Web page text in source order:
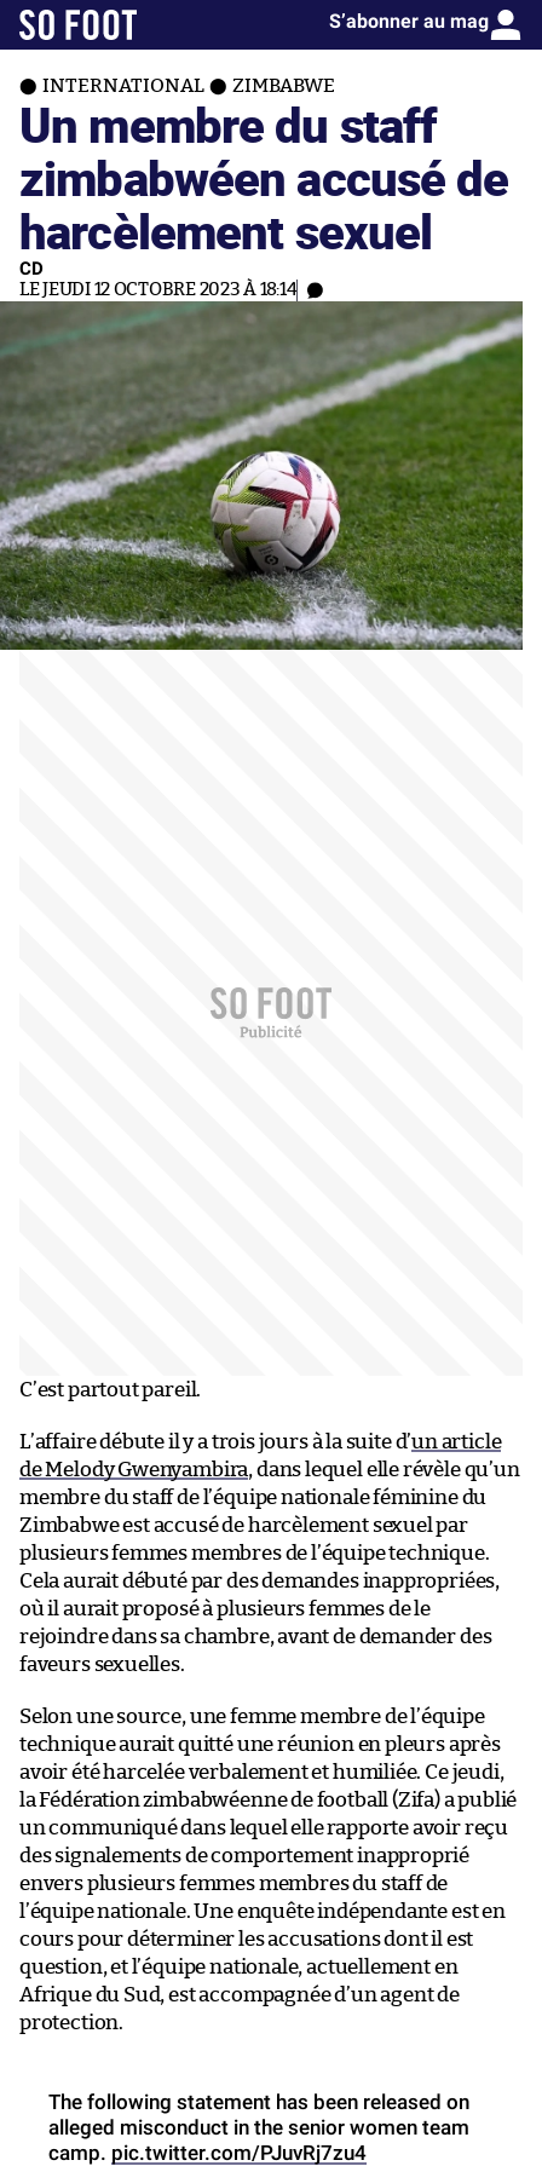
S’abonner au mag
INTERNATIONAL ZIMBABWE
Un membre du staff
zimbabwéen accusé de
harcèlement sexuel
CD
LE JEUDI 12 OCTOBRE 2023 À 18:14
C’est partout pareil.
L’affaire débute il y a trois jours à la suite d’un article
de Melody Gwenyambira, dans lequel elle révèle qu’un
membre du staff de l’équipe nationale féminine du
Zimbabwe est accusé de harcèlement sexuel par
plusieurs femmes membres de l’équipe technique.
Cela aurait débuté par des demandes inappropriées,
où il aurait proposé à plusieurs femmes de le
rejoindre dans sa chambre, avant de demander des
faveurs sexuelles.
Selon une source, une femme membre de l’équipe
technique aurait quitté une réunion en pleurs après
avoir été harcelée verbalement et humiliée. Ce jeudi,
la Fédération zimbabwéenne de football (Zifa) a publié
un communiqué dans lequel elle rapporte avoir reçu
des signalements de comportement inapproprié
envers plusieurs femmes membres du staff de
l’équipe nationale. Une enquête indépendante est en
cours pour déterminer les accusations dont il est
question, et l’équipe nationale, actuellement en
Afrique du Sud, est accompagnée d’un agent de
protection.
The following statement has been released on
alleged misconduct in the senior women team
camp. pic.twitter.com/PJuvRj7zu4